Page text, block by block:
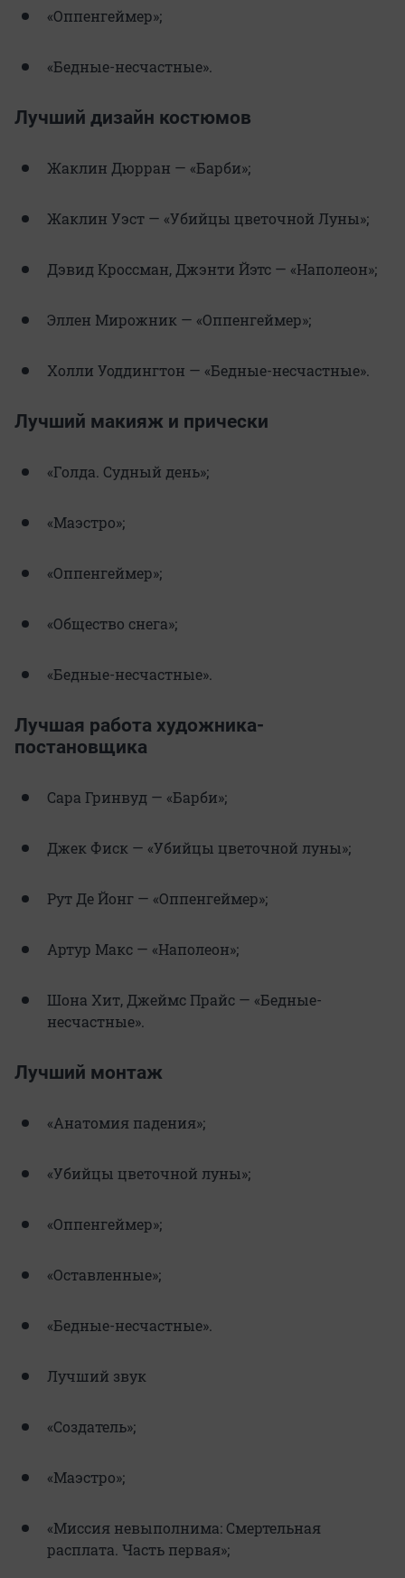
«Оппенгеймер»;
«Бедные-несчастные».
Лучший дизайн костюмов
Жаклин Дюрран — «Барби»;
Жаклин Уэст — «Убийцы цветочной Луны»;
Дэвид Кроссман, Джэнти Йэтс — «Наполеон»;
Эллен Мирожник — «Оппенгеймер»;
Холли Уоддингтон — «Бедные-несчастные».
Лучший макияж и прически
«Голда. Судный день»;
«Маэстро»;
«Оппенгеймер»;
«Общество снега»;
«Бедные-несчастные».
Лучшая работа художника-
постановщика
Сара Гринвуд — «Барби»;
Джек Фиск — «Убийцы цветочной луны»;
Рут Де Йонг — «Оппенгеймер»;
Артур Макс — «Наполеон»;
Шона Хит, Джеймс Прайс — «Бедные-
несчастные».
Лучший монтаж
«Анатомия падения»;
«Убийцы цветочной луны»;
«Оппенгеймер»;
«Оставленные»;
«Бедные-несчастные».
Лучший звук
«Создатель»;
«Маэстро»;
«Миссия невыполнима: Смертельная
расплата. Часть первая»;